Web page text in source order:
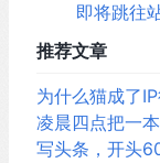
即将跳往
推荐文章
为什么猫成了
凌晨四点把一
写头条，开头